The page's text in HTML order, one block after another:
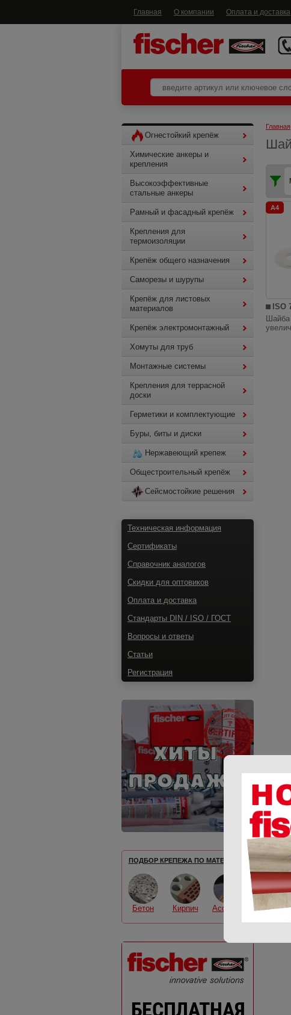
Главная О компании Оплата и доставка
Огнестойкий крепёж
Химические анкеры и
крепления
Высокоэффективные
стальные анкеры
Рамный и фасадный крепёж
Крепления для
термоизоляции
Крепёж общего назначения
Саморезы и шурупы
Крепёж для листовых
материалов
Крепёж электромонтажный
Хомуты для труб
Монтажные системы
Крепления для террасной
доски
Герметики и комплектующие
Буры, биты и диски
Нержавеющий крепеж
Общестроительный крепёж
Сейсмостойкие решения
Техническая информация
Сертификаты
Справочник аналогов
Скидки для оптовиков
Оплата и доставка
Стандарты DIN / ISO / ГОСТ
Вопросы и ответы
Статьи
Регистрация
ПОДБОР КРЕПЕЖА ПО МАТЕРИАЛУ
Бетон Кирпич Асфальт
Главная
A4
ISO
Шайба